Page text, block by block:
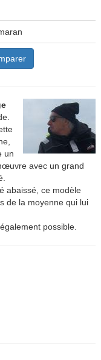
un
avec un grand
abaissé, ce modèle
de la moyenne qui lui
possible.